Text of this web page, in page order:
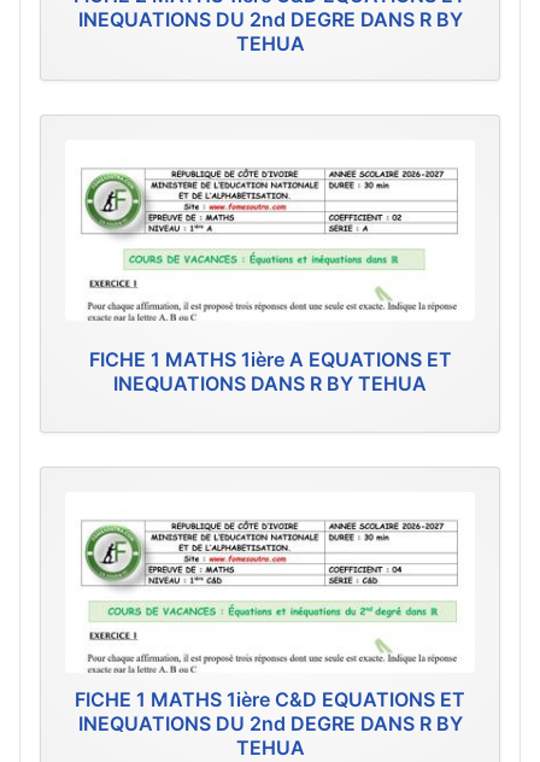
INEQUATIONS DU 2nd DEGRE DANS R BY
TEHUA
FICHE 1 MATHS 1ière A EQUATIONS ET
INEQUATIONS DANS R BY TEHUA
FICHE 1 MATHS 1ière C&D EQUATIONS ET
INEQUATIONS DU 2nd DEGRE DANS R BY
TEHUA